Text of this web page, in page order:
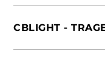
VEREINIGTE
ITALIEN
SPANIEN
CBLIGHT -